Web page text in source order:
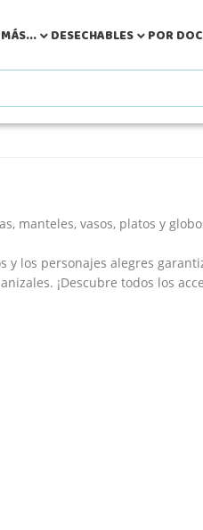
MÁS...  DESECHABLES  POR
manteles, vasos, platos y
los personajes alegres
¡Descubre todos los